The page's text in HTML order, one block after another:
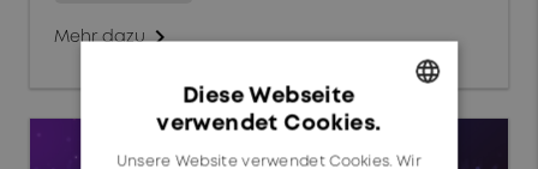
Rechenzentren
Mehr dazuchevron_right
GERMAN
Diese Webseite
verwendet Cookies.
Unsere Website verwendet Cookies. Wir